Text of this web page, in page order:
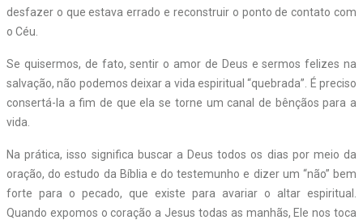
desfazer o que estava errado e reconstruir o ponto de contato com
o Céu.
Se quisermos, de fato, sentir o amor de Deus e sermos felizes na
salvação, não podemos deixar a vida espiritual “quebrada”. É preciso
consertá-la a fim de que ela se torne um canal de bênçãos para a
vida.
Na prática, isso significa buscar a Deus todos os dias por meio da
oração, do estudo da Bíblia e do testemunho e dizer um “não” bem
forte para o pecado, que existe para avariar o altar espiritual.
Quando expomos o coração a Jesus todas as manhãs, Ele nos toca